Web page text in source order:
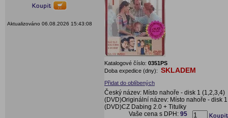
Aktualizováno 06.08.2026 15:43:08
Katalogové číslo: 0351PS
Doba expedice (dny): SKLADEM
Přidat do oblíbených
Český název: Místo nahoře - disk 1 (1,2,3,4)
(DVD)Originální název: Místo nahoře - disk 1
(DVD)CZ Dabing 2.0 + Titulky
Vaše cena s DPH: 95